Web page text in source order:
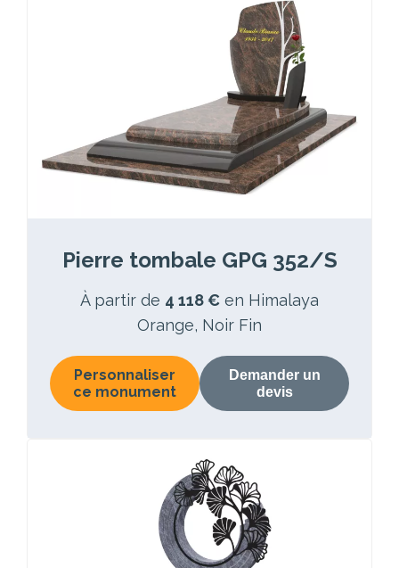
Pierre tombale GPG 352/S
À partir de 4 118 € en Himalaya
Orange, Noir Fin
Personnaliser
ce monument
Demander un
devis